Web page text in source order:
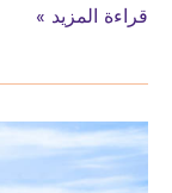
صيانة
نحاس
المكيفات
حي
قراءة المزيد »